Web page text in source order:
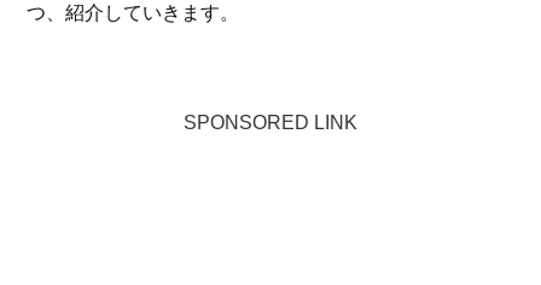
つ、紹介していきます。
SPONSORED LINK